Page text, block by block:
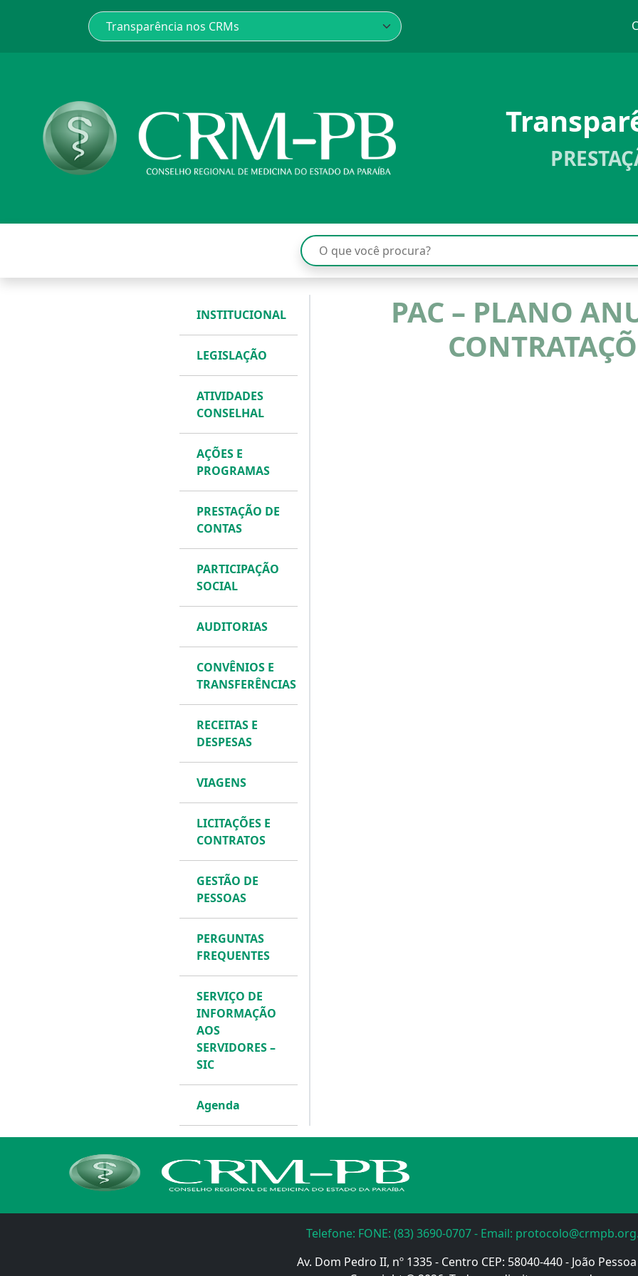
INSTITUCIONAL
LEGISLAÇÃO
ATIVIDADES
CONSELHAL
AÇÕES E
PROGRAMAS
PRESTAÇÃO DE
CONTAS
PARTICIPAÇÃO
SOCIAL
AUDITORIAS
CONVÊNIOS E
TRANSFERÊNCIAS
RECEITAS E
DESPESAS
VIAGENS
LICITAÇÕES E
CONTRATOS
GESTÃO DE
PESSOAS
PERGUNTAS
FREQUENTES
SERVIÇO DE
INFORMAÇÃO
AOS
SERVIDORES –
SIC
Agenda
PAC – PLANO
Telefone: FONE: (83) 3690-0707 - Email:
Av. Dom Pedro II, nº 1335 - Centro CEP: 58040-440 - João